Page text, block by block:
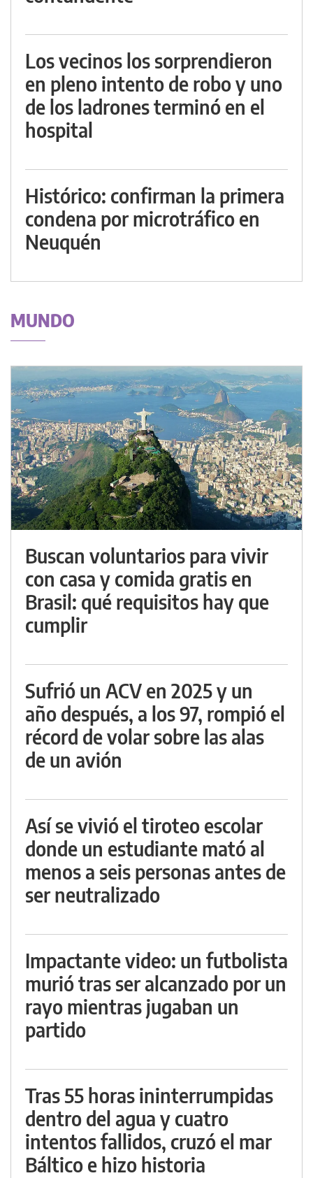
Los vecinos los sorprendieron
en pleno intento de robo y uno
de los ladrones terminó en el
hospital
Histórico: confirman la primera
condena por microtráfico en
Neuquén
MUNDO
Buscan voluntarios para vivir
con casa y comida gratis en
Brasil: qué requisitos hay que
cumplir
Sufrió un ACV en 2025 y un
año después, a los 97, rompió el
récord de volar sobre las alas
de un avión
Así se vivió el tiroteo escolar
donde un estudiante mató al
menos a seis personas antes de
ser neutralizado
Impactante video: un futbolista
murió tras ser alcanzado por un
rayo mientras jugaban un
partido
Tras 55 horas ininterrumpidas
dentro del agua y cuatro
intentos fallidos, cruzó el mar
Báltico e hizo historia